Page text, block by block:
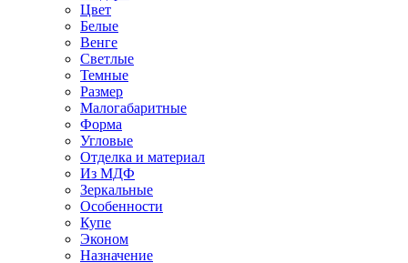
Цвет
Белые
Венге
Светлые
Темные
Размер
Малогабаритные
Форма
Угловые
Отделка и материал
Из МДФ
Зеркальные
Особенности
Купе
Эконом
Назначение